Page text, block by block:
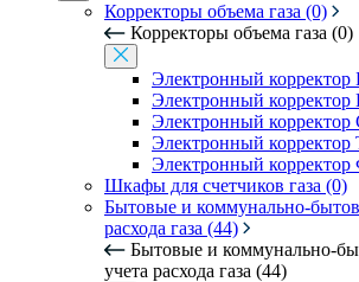
Корректоры объема газа (0)
Корректоры объема газа (0)
Электронный корректор
Электронный корректор
Электронный
Электронный корректор
Электронный
Шкафы для счетчиков газа (0)
Бытовые и коммунально-
расхода газа (44)
Бытовые и коммунально-
учета расхода газа (44)